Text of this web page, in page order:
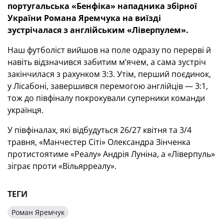
португальська «Бенфіка» нападника збірної
України Романа Яремчука на виїзді
зустрічалася з англійським «Ліверпулем».
Наш футболіст вийшов на поле одразу по перерві й
навіть відзначився забитим м’ячем, а сама зустріч
закінчилася з рахунком 3:3. Утім, перший поєдинок,
у Лісабоні, завершився перемогою англійців — 3:1,
тож до півфіналу покрокували суперники команди
українця.
У півфіналах, які відбудуться 26/27 квітня та 3/4
травня, «Манчестер Сіті» Олександра Зінченка
протистоятиме «Реалу» Андрія Луніна, а «Ліверпуль»
зіграє проти «Вільярреалу».
ТЕГИ
Роман Яремчук